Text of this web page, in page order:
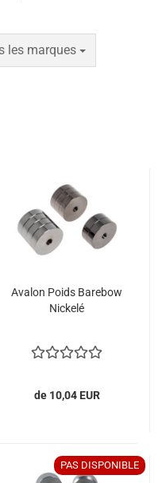
les marques
Avalon Poids Barebow
Nickelé
de 10,04 EUR
PAS DISPONIBLE